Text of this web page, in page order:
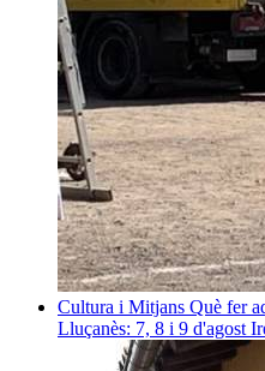
Cultura i Mitjans Què fer
Lluçanès: 7, 8 i 9 d'agost